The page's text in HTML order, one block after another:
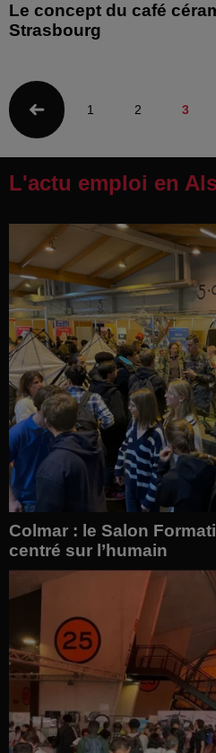
Le concept du café
Strasbourg
1 2 3
L'actu emploi en
Colmar : le Salon
centré sur l’humain